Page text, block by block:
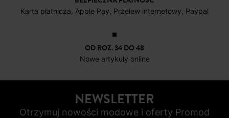
Karta płatnicza, Apple Pay, Przelew internetowy, Paypal
OD ROZ. 34 DO 48
Nowe artykuły online
NEWSLETTER
Otrzymuj nowości modowe i oferty Promod